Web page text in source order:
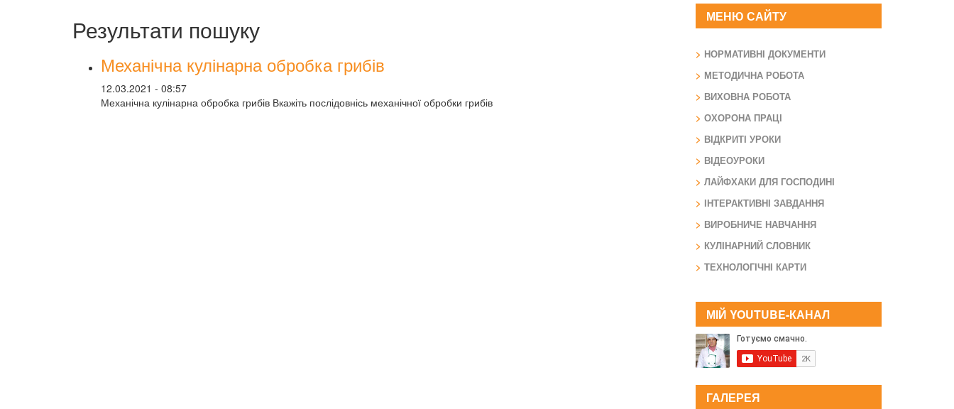
Результати пошуку
Механічна кулінарна обробка грибів
12.03.2021 - 08:57
Механічна кулінарна обробка грибів Вкажіть послідовнісь механічної обробки грибів
МЕНЮ САЙТУ
НОРМАТИВНІ ДОКУМЕНТИ
МЕТОДИЧНА РОБОТА
ВИХОВНА РОБОТА
ОХОРОНА ПРАЦІ
ВІДКРИТІ УРОКИ
ВІДЕОУРОКИ
ЛАЙФХАКИ ДЛЯ ГОСПОДИНІ
ІНТЕРАКТИВНІ ЗАВДАННЯ
ВИРОБНИЧЕ НАВЧАННЯ
КУЛІНАРНИЙ СЛОВНИК
ТЕХНОЛОГІЧНІ КАРТИ
МІЙ YOUTUBE-КАНАЛ
ГАЛЕРЕЯ